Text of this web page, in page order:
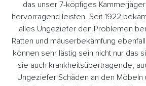
das unser 7-köpfiges
hervorragend leisten. Seit 1922
alles Ungeziefer den Problemen
Ratten und mäuserbekämfung
können sehr lästig sein nicht nur das
sie auch krankheitsübertragende,
Ungeziefer Schäden an den Möbeln